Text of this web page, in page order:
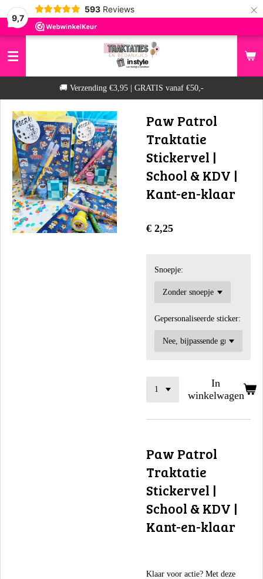
9,7
593 Reviews ×
​🚚 Verzending €3,95 | GRATIS vanaf €50,-
Paw Patrol
Traktatie
Stickervel |
School & KDV |
Kant-en-klaar
€ 2,25
Snoepje:
Gepersonaliseerde sticker:
In
winkelwagen
Paw Patrol
Traktatie
Stickervel |
School & KDV |
Kant-en-klaar
​Klaar voor actie? Met deze